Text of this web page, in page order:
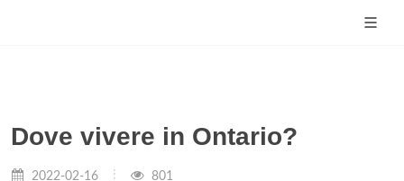
Dove vivere in Ontario?
2022-02-16 801